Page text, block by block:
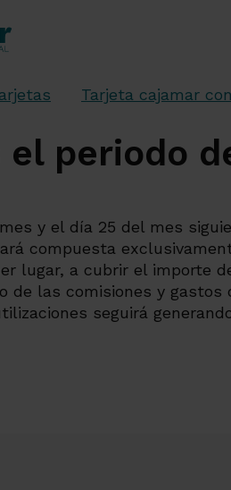
Tarjeta cajamar
el periodo
y el día 25 del mes
compuesta
lugar, a cubrir el importe
de las comisiones y
seguirá